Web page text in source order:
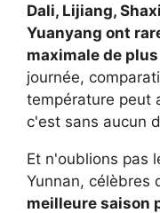
Dali, Lijiang,
Yuanyang ont
maximale de
journée,
température peut
c'est sans aucun
Et n'oublions pas
Yunnan, célèbres
meilleure saison